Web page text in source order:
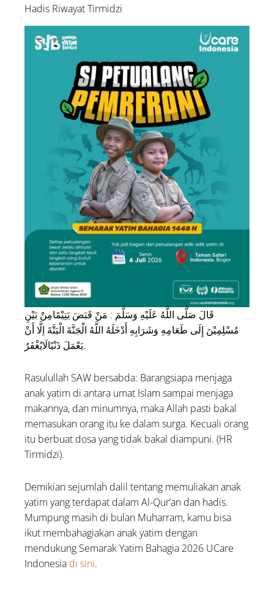
Hadis Riwayat Tirmidzi
قَالَ صَلَّى اللَّهُ عَلَيْهِ وَسَلَّمَ : مَنْ قَبَضَ يَتِيْمًامِنْ بَيْنِ
مُسْلِمِيْنَ إِلَى طَعَامِهِ وَشَرَابِهِ أَدْخَلَهُ اللَّهُ الْجَنَّةَ الْبَتَّةَ اِلَّا أَنْ
يَعْمَلَ ذَنْبًالَايُغْفَرُ.
Rasulullah SAW bersabda: Barangsiapa menjaga
anak yatim di antara umat Islam sampai menjaga
makannya, dan minumnya, maka Allah pasti bakal
memasukan orang itu ke dalam surga. Kecuali orang
itu berbuat dosa yang tidak bakal diampuni. (HR
Tirmidzi).
Demikian sejumlah dalil tentang memuliakan anak
yatim yang terdapat dalam Al-Qur’an dan hadis.
Mumpung masih di bulan Muharram, kamu bisa
ikut membahagiakan anak yatim dengan
mendukung Semarak Yatim Bahagia 2026 UCare
Indonesia di sini.